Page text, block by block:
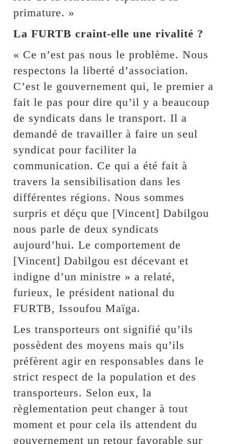
primature. »
La FURTB craint-elle une rivalité ?
« Ce n’est pas nous le problème. Nous
respectons la liberté d’association.
C’est le gouvernement qui, le premier a
fait le pas pour dire qu’il y a beaucoup
de syndicats dans le transport. Il a
demandé de travailler à faire un seul
syndicat pour faciliter la
communication. Ce qui a été fait à
travers la sensibilisation dans les
différentes régions. Nous sommes
surpris et déçu que [Vincent] Dabilgou
nous parle de deux syndicats
aujourd’hui. Le comportement de
[Vincent] Dabilgou est décevant et
indigne d’un ministre » a relaté,
furieux, le président national du
FURTB, Issoufou Maïga.
Les transporteurs ont signifié qu’ils
possèdent des moyens mais qu’ils
préfèrent agir en responsables dans le
strict respect de la population et des
transporteurs. Selon eux, la
règlementation peut changer à tout
moment et pour cela ils attendent du
gouvernement un retour favorable sur